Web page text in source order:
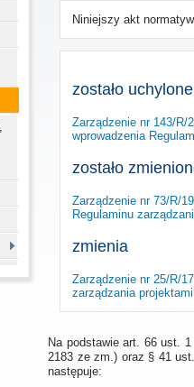
Niniejszy akt
zostało
Zarządzenie nr 143/R/
wprowadzenia
zostało
Zarządzenie nr 73/R/
Regulaminu
zmienia
Zarządzenie nr 25/R/
zarządzania
Na podstawie art. 66 ust.
2183 ze zm.) oraz § 41
następuje: